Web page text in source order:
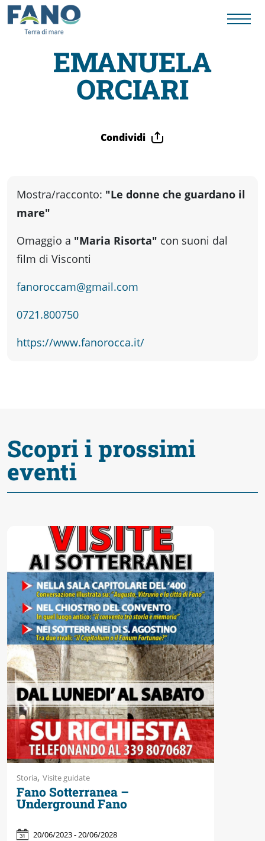
Fano
Cose
da
fare
Percorsi
storici
Guide
Accessibili
EMANUELA
ORCIARI
Condividi
Mostra/racconto: "Le donne che guardano il
mare"
Omaggio a "Maria Risorta" con suoni dal
film di Visconti
fanoroccam@gmail.com
0721.800750
https://www.fanorocca.it/
Scopri i prossimi
eventi
Storia, Visite guidate
Fano Sotterranea –
Underground Fano
20/06/2023 - 20/06/2028